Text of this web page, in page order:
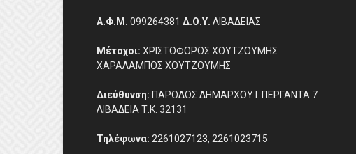
Α.Φ.Μ. 099264381 Δ.Ο.Υ. ΛΙΒΑΔΕΙΑΣ
Μέτοχοι: ΧΡΙΣΤΟΦΟΡΟΣ ΧΟΥΤΖΟΥΜΗΣ
ΧΑΡΑΛΑΜΠΟΣ ΧΟΥΤΖΟΥΜΗΣ
Διεύθυνση: ΠΑΡΟΔΟΣ ΔΗΜΑΡΧΟΥ Ι. ΠΕΡΓΑΝΤΑ 7
ΛΙΒΑΔΕΙΑ Τ.Κ. 32131
Τηλέφωνα: 2261027123, 2261023715